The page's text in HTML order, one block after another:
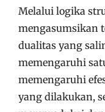
Melalui logika
mengasumsikan
dualitas yang
memengaruhi
memengaruhi
yang dilakukan,